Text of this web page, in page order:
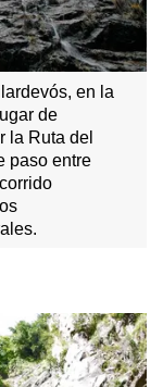
en la
de
la Ruta del
paso entre